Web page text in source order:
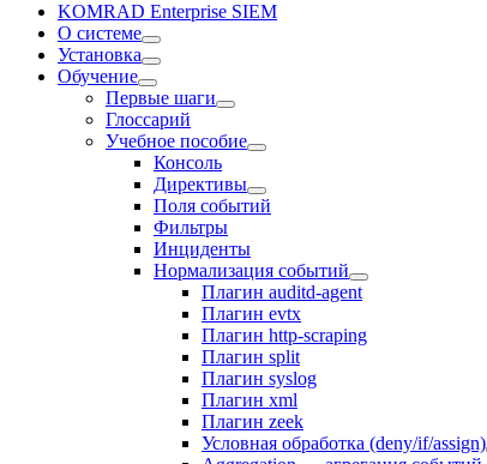
KOMRAD Enterprise SIEM
О системе
Установка
Обучение
Первые шаги
Глоссарий
Учебное пособие
Консоль
Директивы
Поля событий
Фильтры
Инциденты
Нормализация событий
Плагин auditd-agent
Плагин evtx
Плагин http-scraping
Плагин split
Плагин syslog
Плагин xml
Плагин zeek
Условная обработка (deny/if/assign)